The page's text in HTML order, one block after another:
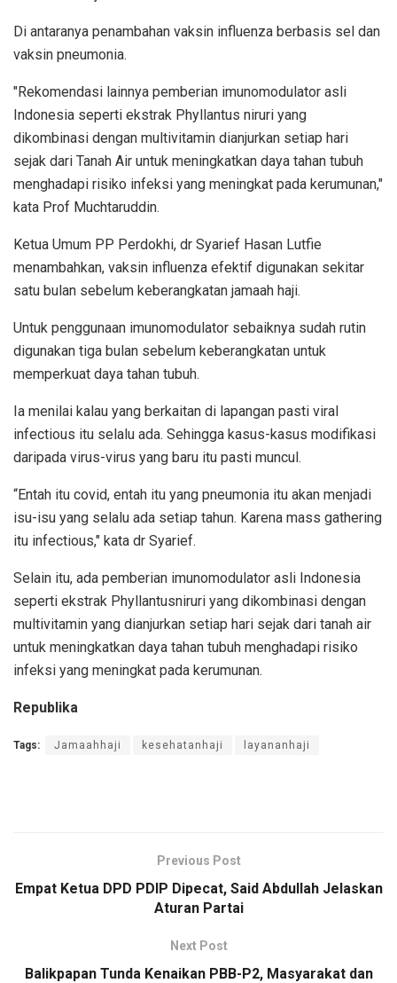
Di antaranya penambahan vaksin influenza berbasis sel dan
vaksin pneumonia.
"Rekomendasi lainnya pemberian imunomodulator asli
Indonesia seperti ekstrak Phyllantus niruri yang
dikombinasi dengan multivitamin dianjurkan setiap hari
sejak dari Tanah Air untuk meningkatkan daya tahan tubuh
menghadapi risiko infeksi yang meningkat pada kerumunan,"
kata Prof Muchtaruddin.
Ketua Umum PP Perdokhi, dr Syarief Hasan Lutfie
menambahkan, vaksin influenza efektif digunakan sekitar
satu bulan sebelum keberangkatan jamaah haji.
Untuk penggunaan imunomodulator sebaiknya sudah rutin
digunakan tiga bulan sebelum keberangkatan untuk
memperkuat daya tahan tubuh.
Ia menilai kalau yang berkaitan di lapangan pasti viral
infectious itu selalu ada. Sehingga kasus-kasus modifikasi
daripada virus-virus yang baru itu pasti muncul.
“Entah itu covid, entah itu yang pneumonia itu akan menjadi
isu-isu yang selalu ada setiap tahun. Karena mass gathering
itu infectious," kata dr Syarief.
Selain itu, ada pemberian imunomodulator asli Indonesia
seperti ekstrak Phyllantusniruri yang dikombinasi dengan
multivitamin yang dianjurkan setiap hari sejak dari tanah air
untuk meningkatkan daya tahan tubuh menghadapi risiko
infeksi yang meningkat pada kerumunan.
Republika
Tags: Jamaahhaji kesehatanhaji layananhaji
Previous Post
Empat Ketua DPD PDIP Dipecat, Said Abdullah Jelaskan
Aturan Partai
Next Post
Balikpapan Tunda Kenaikan PBB-P2, Masyarakat dan